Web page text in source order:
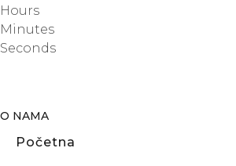
Hours
Minutes
Seconds
O NAMA
Početna